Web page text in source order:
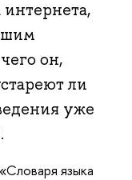
интернета,
он,
ли
уже
языка